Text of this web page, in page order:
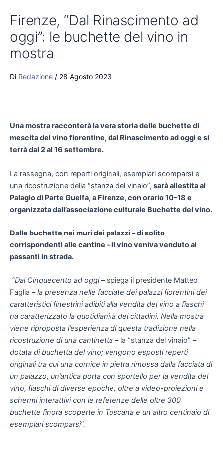
Firenze, “Dal Rinascimento ad
oggi”: le buchette del vino in
mostra
Di Redazione / 28 Agosto 2023
Una mostra racconterà la vera storia delle buchette di
mescita del vino fiorentine, dal Rinascimento ad oggi e si
terrà dal 2 al 16 settembre.
La rassegna, con reperti originali, esemplari scomparsi e
una ricostruzione della “stanza del vinaio”, sarà allestita al
Palagio di Parte Guelfa, a Firenze, con orario 10-18 e
organizzata dall’associazione culturale Buchette del vino.
Dalle buchette nei muri dei palazzi – di solito
corrispondenti alle cantine – il vino veniva venduto ai
passanti in strada.
“Dal Cinquecento ad oggi– spiega il presidente Matteo
Faglia – la presenza nelle facciate dei palazzi fiorentini dei
caratteristici finestrini adibiti alla vendita del vino a fiaschi
ha caratterizzato la quotidianità dei cittadini. Nella mostra
viene riproposta l’esperienza di questa tradizione nella
ricostruzione di una cantinetta – la “stanza del vinaio” –
dotata di buchetta del vino; vengono esposti reperti
originali tra cui una cornice in pietra rimossa dalla facciata di
un palazzo, un’antica porta con sportello per la vendita del
vino, fiaschi di diverse epoche, oltre a video-proiezioni e
schermi interattivi con le referenze delle oltre 300
buchette finora scoperte in Toscana e un altro centinaio di
esemplari scomparsi”.